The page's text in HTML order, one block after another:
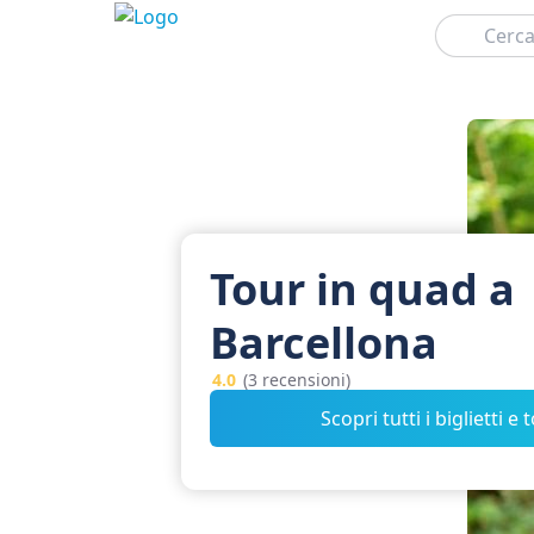
Cerca
Tour in quad a
Barcellona
4.0 (3 recensioni)
Scopri tutti i biglietti e